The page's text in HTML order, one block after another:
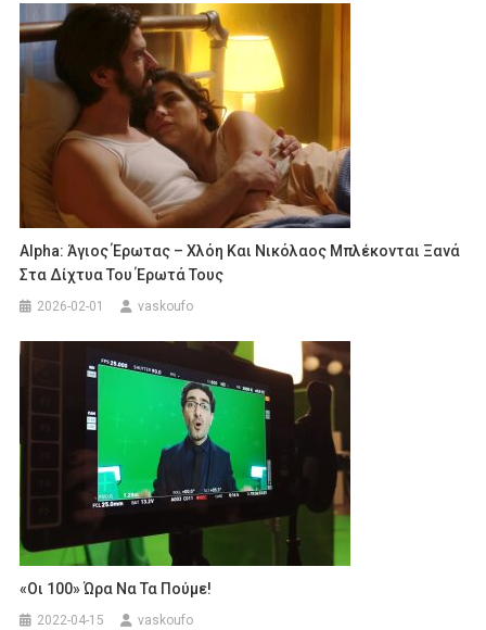
Alpha: Άγιος Έρωτας – Χλόη Και Νικόλαος Μπλέκονται Ξανά
Στα Δίχτυα Του Έρωτά Τους
2026-02-01 vaskoufo
«Οι 100» Ώρα Να Τα Πούμε!
2022-04-15 vaskoufo